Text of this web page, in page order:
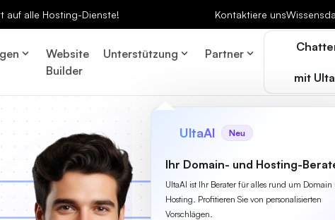
auf alle Hosting-Dienste! Kontaktiere uns
Website
Builder
Unterstützung Partner
mit
UltaAI Neu
Ihr Domain- und Hosting-
UltaAI ist Ihr Berater für alles rund um Domain
Hosting. Profitieren Sie von personalisierten
Vorschlägen.